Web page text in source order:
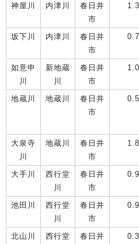
神屋川 内津川
春日井
市
坂下川 内津川
春日井
市
如意申
川
新地蔵
川
春日井
市
地蔵川 地蔵川
春日井
市
大泉寺
川
地蔵川
春日井
市
大手川
西行堂
川
春日井
市
池田川
西行堂
川
春日井
市
北山川
西行堂
春日井